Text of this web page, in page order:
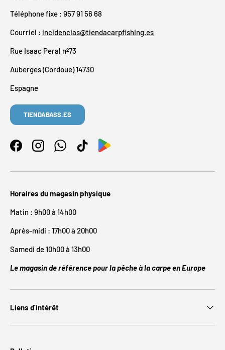
Téléphone fixe : 957 91 56 68
Courriel : incidencias@tiendacarpfishing.es
Rue Isaac Peral nº73
Auberges (Cordoue) 14730
Espagne
TIENDABASS.ES
FacebookInstagramWhatsAppTikTok
Horaires du magasin physique
Matin : 9h00 à 14h00
Après-midi : 17h00 à 20h00
Samedi de 10h00 à 13h00
Le magasin de référence pour la pêche à la carpe en Europe
Liens d'intérêt